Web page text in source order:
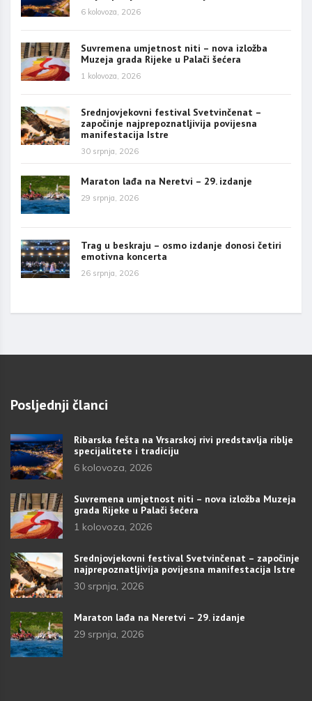
6 kolovoza, 2026
Suvremena umjetnost niti – nova izložba
Muzeja grada Rijeke u Palači šećera
1 kolovoza, 2026
Srednjovjekovni festival Svetvinčenat –
započinje najprepoznatljivija povijesna
manifestacija Istre
30 srpnja, 2026
Maraton lađa na Neretvi – 29. izdanje
29 srpnja, 2026
Trag u beskraju – osmo izdanje donosi četiri
emotivna koncerta
26 srpnja, 2026
Posljednji članci
Ribarska fešta na Vrsarskoj rivi predstavlja riblje
specijalitete i tradiciju
6 kolovoza, 2026
Suvremena umjetnost niti – nova izložba Muzeja
grada Rijeke u Palači šećera
1 kolovoza, 2026
Srednjovjekovni festival Svetvinčenat – započinje
najprepoznatljivija povijesna manifestacija Istre
30 srpnja, 2026
Maraton lađa na Neretvi – 29. izdanje
29 srpnja, 2026